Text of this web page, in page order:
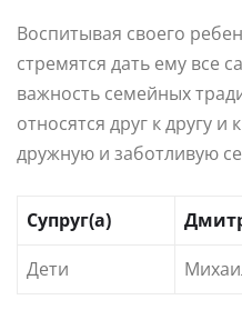
Воспитывая своего
стремятся дать ему все
важность семейных
относятся друг к другу и
дружную и заботливую
Супруг(а)
Дети